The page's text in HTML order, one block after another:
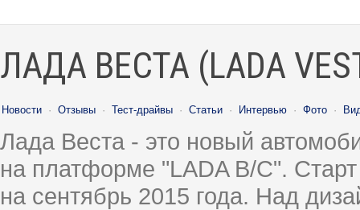
ЛАДА ВЕСТА (LADA
Новости · Отзывы · Тест-драйвы · Статьи · Интервью · Фото ·
Лада Веста - это новый
на платформе "LADA B/C".
на сентябрь 2015 года. Над